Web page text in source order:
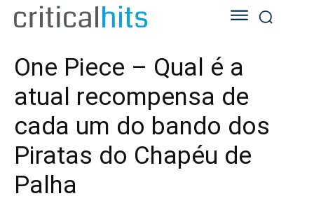
One Piece – Qual é a
atual recompensa de
cada um do bando dos
Piratas do Chapéu de
Palha